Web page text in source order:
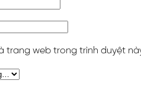
trang web trong trình duyệt